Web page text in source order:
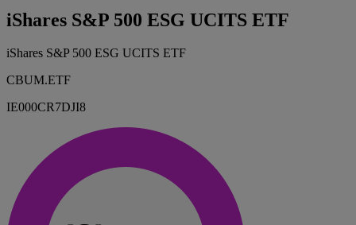
iShares S&P 500 ESG UCITS ETF
iShares S&P 500 ESG UCITS ETF
CBUM.ETF
IE000CR7DJI8